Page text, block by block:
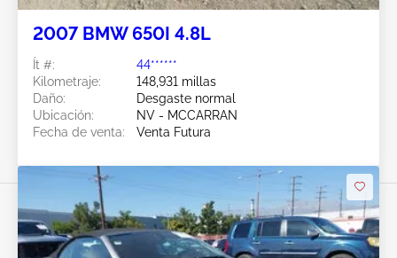
2007 BMW 650I 4.8L
Ít #:
44******
Kilometraje:
148,931 millas
Daño:
Desgaste normal
Ubicación:
NV - MCCARRAN
Fecha de venta:
Venta Futura